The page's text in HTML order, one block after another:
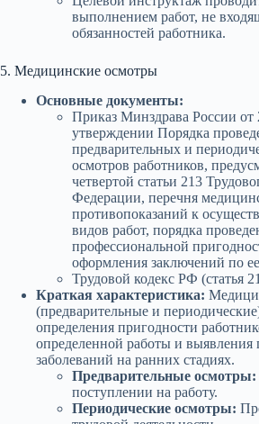
выполнением работ, не
обязанностей работника.
5. Медицинские осмотры
Основные документы:
Приказ Минздрава России
утверждении Порядка
предварительных и
осмотров работников,
четвертой статьи 213
Федерации, перечня
противопоказаний к
видов работ, порядка
профессиональной
оформления заключений по
Трудовой кодекс РФ (статья
Краткая характеристика:
(предварительные и
определения пригодности
определенной работы и выявления
заболеваний на ранних стадиях.
Предварительные осмотры:
поступлении на работу.
Периодические осмотры: